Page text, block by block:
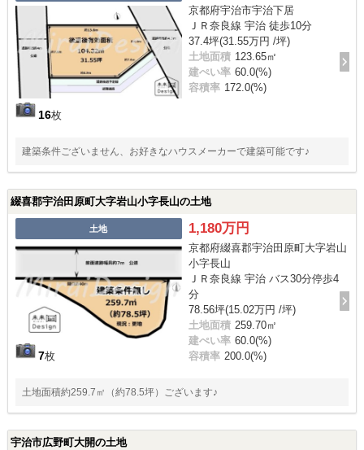
16枚
京都府宇治市宇治下居
ＪＲ奈良線 宇治 徒歩10分
37.4坪(31.55万円 /坪)
土地面積 123.65㎡
建ぺい率 60.0(%)
容積率 172.0(%)
建築条件ございません、お好きなハウスメーカーで建築可能です♪
綴喜郡宇治田原町大字岩山小字長山の土地
土地
7枚
1,180万円
京都府綴喜郡宇治田原町大字岩山
小字長山
ＪＲ奈良線 宇治 バス30分停歩4
分
78.56坪(15.02万円 /坪)
土地面積 259.70㎡
建ぺい率 60.0(%)
容積率 200.0(%)
土地面積約259.7㎡（約78.5坪）ございます♪
宇治市広野町大開の土地